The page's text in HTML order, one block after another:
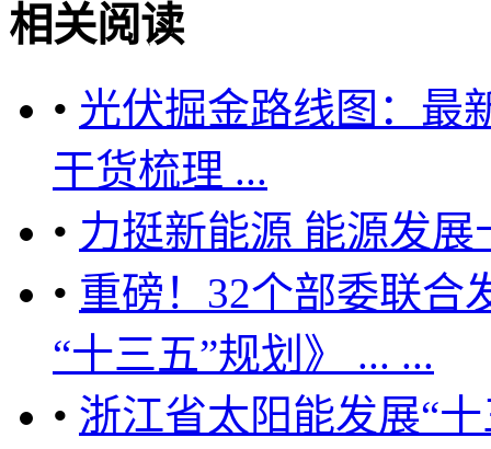
相关阅读
• 光伏掘金路线图：最
干货梳理 ...
• 力挺新能源 能源发
• 重磅！32个部委联合
“十三五”规划》 ... ...
• 浙江省太阳能发展“